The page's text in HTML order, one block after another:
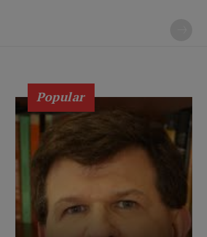
Popular